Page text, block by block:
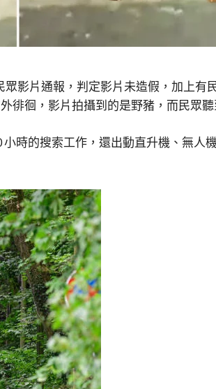
影片通報，判定影片未造假，加上
徊，影片拍攝到的是野豬，而民眾
時的搜索工作，還出動直升機、無